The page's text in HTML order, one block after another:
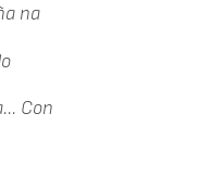
na
Con